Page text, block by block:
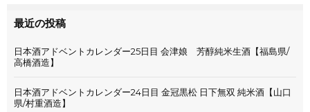
最近の投稿
日本酒アドベントカレンダー25日目 会津娘 芳醇純米生酒【福島県/
高橋酒造】
日本酒アドベントカレンダー24日目 金冠黒松 日下無双 純米酒【山口
県/村重酒造】